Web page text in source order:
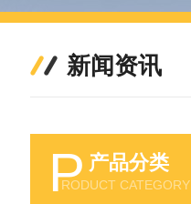
新闻资讯
P 产品分类
RODUCT CATEGORY